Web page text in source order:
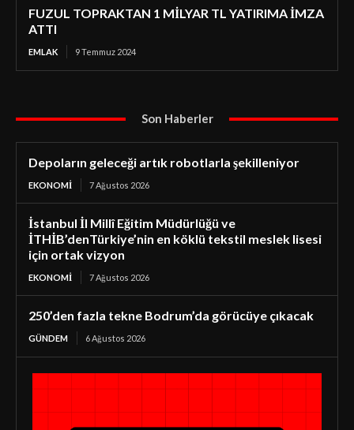
FUZUL TOPRAKTAN 1 MİLYAR TL YATIRIMA İMZA
ATTI
EMLAK 9 Temmuz 2024
Son Haberler
Depoların geleceği artık robotlarla şekilleniyor
EKONOMI 7 Ağustos 2026
İstanbul İl Millî Eğitim Müdürlüğü ve
İTHİB’denTürkiye’nin en köklü tekstil meslek lisesi
için ortak vizyon
EKONOMI 7 Ağustos 2026
250’den fazla tekne Bodrum’da görücüye çıkacak
GÜNDEM 6 Ağustos 2026